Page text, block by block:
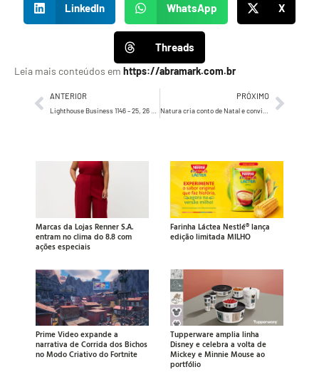
LinkedIn WhatsApp X
Threads
Leia mais conteúdos em https://abramark.com.br
ANTERIOR PRÓXIMO
Marcas da Lojas Renner S.A.
entram no clima do 8.8 com
ações especiais
Farinha Láctea Nestlé® lança
edição limitada MILHO
Prime Video expande a
narrativa de Corrida dos Bichos
no Modo Criativo do Fortnite
Tupperware amplia linha
Disney e celebra a volta de
Mickey e Minnie Mouse ao
portfólio